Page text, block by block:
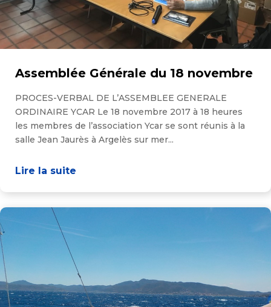
Assemblée Générale du 18 novembre
PROCES-VERBAL DE L’ASSEMBLEE GENERALE
ORDINAIRE YCAR Le 18 novembre 2017 à 18 heures
les membres de l’association Ycar se sont réunis à la
salle Jean Jaurès à Argelès sur mer...
Lire la suite